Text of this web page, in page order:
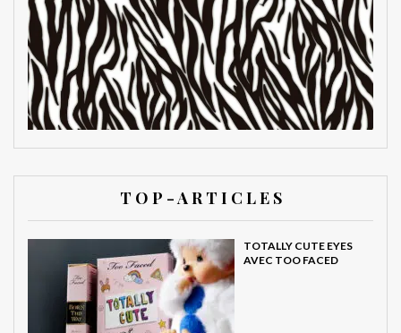
T O P - A R T I C L E S
TOTALLY CUTE EYES
AVEC TOO FACED